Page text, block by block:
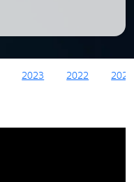
2023 2022 2021